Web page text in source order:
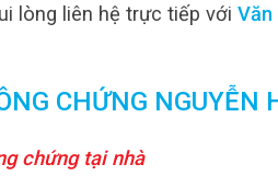
lòng liên hệ trực tiếp với Văn
CHỨNG NGUYỄN
chứng tại nhà